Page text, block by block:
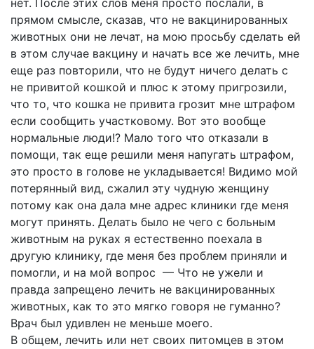
нет. После этих слов меня просто послали, в
прямом смысле, сказав, что не вакцинированных
животных они не лечат, на мою просьбу сделать ей
в этом случае вакцину и начать все же лечить, мне
еще раз повторили, что не будут ничего делать с
не привитой кошкой и плюс к этому пригрозили,
что то, что кошка не привита грозит мне штрафом
если сообщить участковому. Вот это вообще
нормальные люди!? Мало того что отказали в
помощи, так еще решили меня напугать штрафом,
это просто в голове не укладывается! Видимо мой
потерянный вид, сжалил эту чудную женщину
потому как она дала мне адрес клиники где меня
могут принять. Делать было не чего с больным
животным на руках я естественно поехала в
другую клинику, где меня без проблем приняли и
помогли, и на мой вопрос — Что не ужели и
правда запрещено лечить не вакцинированных
животных, как то это мягко говоря не гуманно?
Врач был удивлен не меньше моего.
В общем, лечить или нет своих питомцев в этом